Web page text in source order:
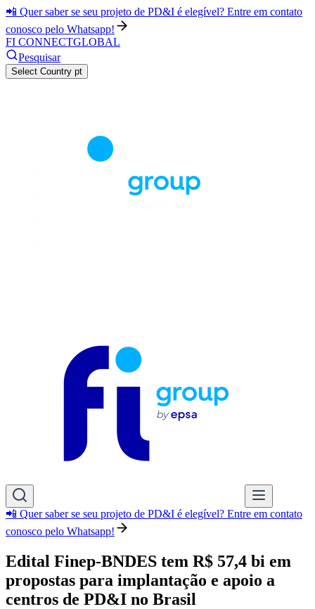
📲 Quer saber se seu projeto de PD&I é elegível? Entre em contato
conosco pelo Whatsapp!
FI CONNECTGLOBAL
Pesquisar
Select Country pt
📲 Quer saber se seu projeto de PD&I é elegível? Entre em contato
conosco pelo Whatsapp!
Edital Finep-BNDES tem R$ 57,4 bi em
propostas para implantação e apoio a
centros de PD&I no Brasil